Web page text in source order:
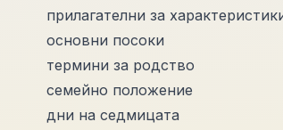
прилагателни за
основни посоки
термини за родство
семейно положение
дни на седмицата